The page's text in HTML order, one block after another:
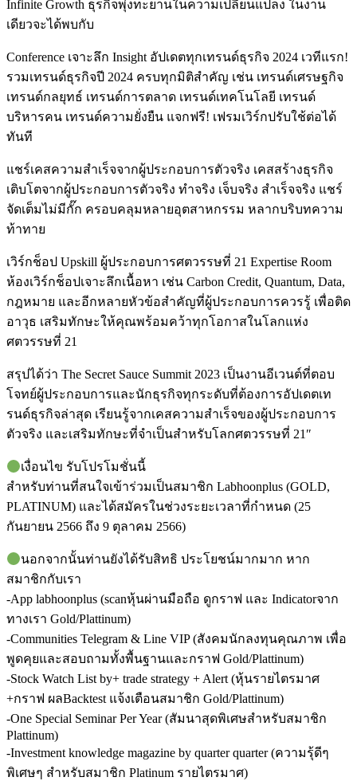
Infinite Growth ธุรกิจพุ่งทะยานในความเปลี่ยนแปลง ในงาน
เดียวจะได้พบกับ
Conference เจาะลึก Insight อัปเดตทุกเทรนด์ธุรกิจ 2024 เวทีแรก!
รวมเทรนด์ธุรกิจปี 2024 ครบทุกมิติสำคัญ เช่น เทรนด์เศรษฐกิจ
เทรนด์กลยุทธ์ เทรนด์การตลาด เทรนด์เทคโนโลยี เทรนด์
บริหารคน เทรนด์ความยั่งยืน แจกฟรี! เฟรมเวิร์กปรับใช้ต่อได้
ทันที
แชร์เคสความสำเร็จจากผู้ประกอบการตัวจริง เคสสร้างธุรกิจ
เติบโตจากผู้ประกอบการตัวจริง ทำจริง เจ็บจริง สำเร็จจริง แชร์
จัดเต็มไม่มีกั๊ก ครอบคลุมหลายอุตสาหกรรม หลากบริบทความ
ท้าทาย
เวิร์กช็อป Upskill ผู้ประกอบการศตวรรษที่ 21 Expertise Room
ห้องเวิร์กช็อปเจาะลึกเนื้อหา เช่น Carbon Credit, Quantum, Data,
กฎหมาย และอีกหลายหัวข้อสำคัญที่ผู้ประกอบการควรรู้ เพื่อติด
อาวุธ เสริมทักษะให้คุณพร้อมคว้าทุกโอกาสในโลกแห่ง
ศตวรรษที่ 21
สรุปได้ว่า The Secret Sauce Summit 2023 เป็นงานอีเวนต์ที่ตอบ
โจทย์ผู้ประกอบการและนักธุรกิจทุกระดับที่ต้องการอัปเดตเท
รนด์ธุรกิจล่าสุด เรียนรู้จากเคสความสำเร็จของผู้ประกอบการ
ตัวจริง และเสริมทักษะที่จำเป็นสำหรับโลกศตวรรษที่ 21″
เงื่อนไข รับโปรโมชั่นนี้
สำหรับท่านที่สนใจเข้าร่วมเป็นสมาชิก Labhoonplus (GOLD,
PLATINUM) และได้สมัครในช่วงระยะเวลาที่กำหนด (25
กันยายน 2566 ถึง 9 ตุลาคม 2566)
นอกจากนั้นท่านยังได้รับสิทธิ ประโยชน์มากมาก หาก
สมาชิกกับเรา
-App labhoonplus (scanหุ้นผ่านมือถือ ดูกราฟ และ Indicatorจาก
ทางเรา Gold/Plattinum)
-Communities Telegram & Line VIP (สังคมนักลงทุนคุณภาพ เพื่อ
พูดคุยและสอบถามทั้งพื้นฐานและกราฟ Gold/Plattinum)
-Stock Watch List by+ trade strategy + Alert (หุ้นรายไตรมาศ
+กราฟ ผลBacktest แจ้งเตือนสมาชิก Gold/Plattinum)
-One Special Seminar Per Year (สัมนาสุดพิเศษสำหรับสมาชิก
Plattinum)
-Investment knowledge magazine by quarter quarter (ความรุ้ดีๆ
พิเศษๆ สำหรับสมาชิก Platinum รายไตรมาศ)